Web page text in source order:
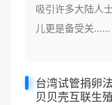
吸引许多大陆人
儿更是备受关……
台湾试管捐卵
贝贝壳互联生